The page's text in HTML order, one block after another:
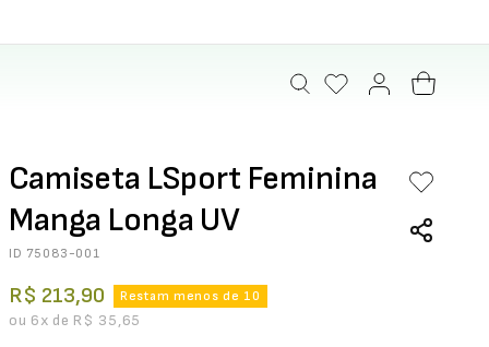
Camiseta LSport Feminina
Manga Longa UV
ID 75083-001
R$ 213,90 Restam menos de 10
ou 6x de R$ 35,65